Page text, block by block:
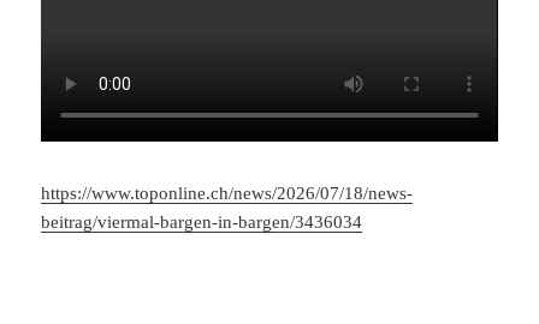
https://www.toponline.ch/news/2026/07/18/news-
beitrag/viermal-bargen-in-bargen/3436034